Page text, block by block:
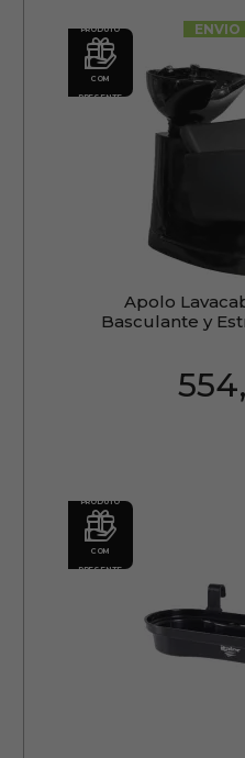
PRODUTO
COM
PRESENTE
ENVIO
Apolo
Basculante y
PRODUTO
COM
PRESENTE